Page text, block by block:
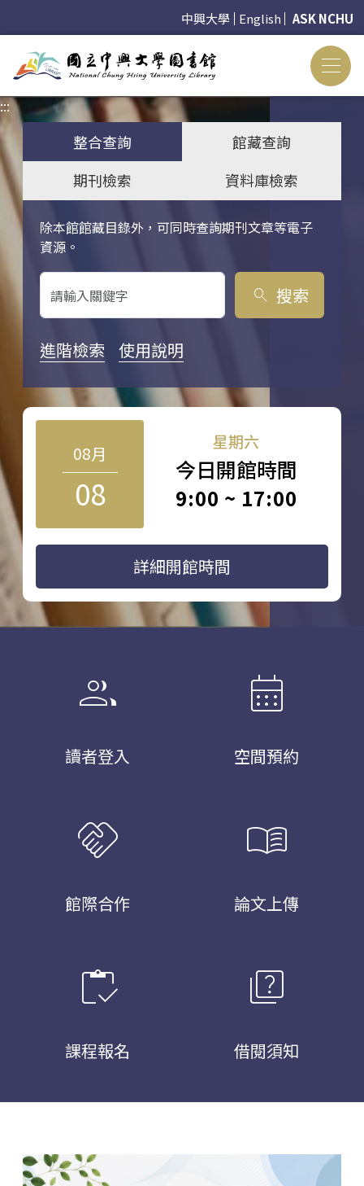
中興大學 English ASK NCHU
:::
整合查詢
館藏查詢
期刊檢索
資料庫檢索
除本館館藏目錄外，可同時查詢期刊文章等電子
資源。
關鍵字搜尋
search 搜索
進階檢索 使用說明
08月
08
星期六
今日開館時間
9:00 ~ 17:00
詳細開館時間
group
讀者登入
calendar_month
空間預約
handshake
館際合作
menu_book
論文上傳
inventory
課程報名
quiz
借閱須知